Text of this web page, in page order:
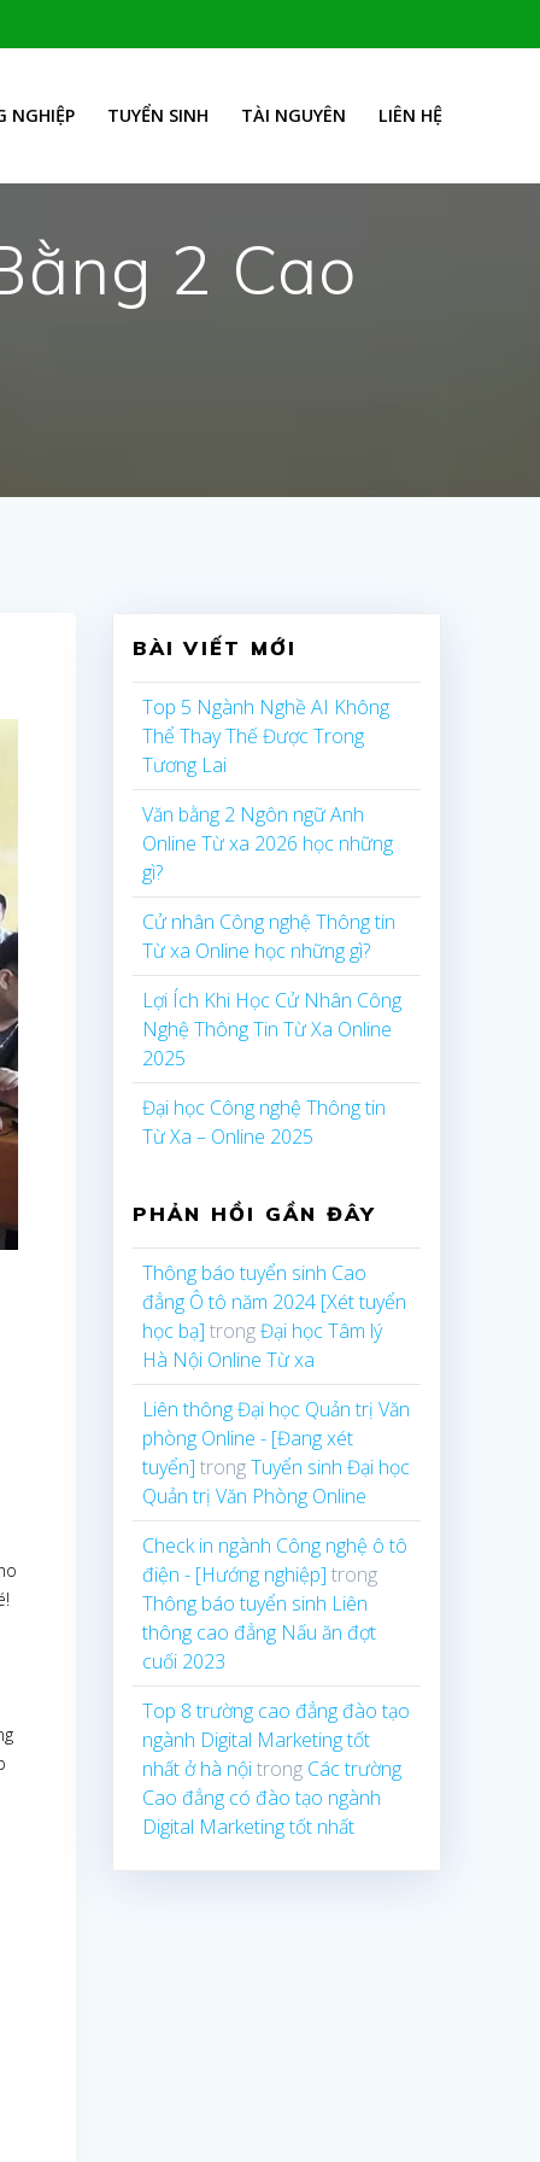
NGHIỆP TUYỂN SINH TÀI NGUYÊN LIÊN HỆ
2 Cao
BÀI VIẾT MỚI
Top 5 Ngành Nghề AI Không
Thể Thay Thế Được Trong
Tương Lai
Văn bằng 2 Ngôn ngữ Anh
Online Từ xa 2026 học những
gì?
Cử nhân Công nghệ Thông tin
Từ xa Online học những gì?
Lợi Ích Khi Học Cử Nhân Công
Nghệ Thông Tin Từ Xa Online
2025
Đại học Công nghệ Thông tin
Từ Xa – Online 2025
PHẢN HỒI GẦN ĐÂY
Thông báo tuyển sinh Cao
đẳng Ô tô năm 2024 [Xét tuyển
học bạ] trongĐại học Tâm lý
Hà Nội Online Từ xa
Liên thông Đại học Quản trị Văn
phòng Online - [Đang xét
tuyển] trongTuyển sinh Đại học
Quản trị Văn Phòng Online
Check in ngành Công nghệ ô tô
điện - [Hướng nghiệp] trong
Thông báo tuyển sinh Liên
thông cao đẳng Nấu ăn đợt
cuối 2023
Top 8 trường cao đẳng đào tạo
ngành Digital Marketing tốt
nhất ở hà nộitrong Các trường
Cao đẳng có đào tạo ngành
Digital Marketing tốt nhất